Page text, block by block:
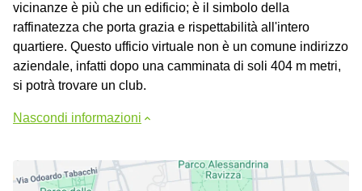
vicinanze è più che un edificio; è il simbolo della
raffinatezza che porta grazia e rispettabilità all'intero
quartiere. Questo ufficio virtuale non è un comune indirizzo
aziendale, infatti dopo una camminata di soli 404 m metri,
si potrà trovare un club.
Nascondi informazioni